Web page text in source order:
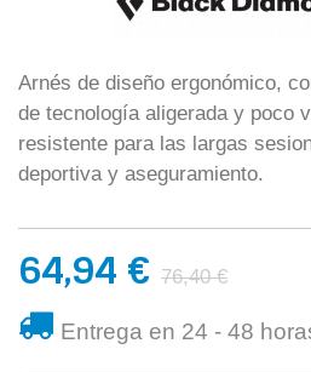
Arnés de diseño ergonómico,
de tecnología aligerada y poco
resistente para las largas
deportiva y aseguramiento.
64,94 € 76,40 €
Entrega en 24 - 48